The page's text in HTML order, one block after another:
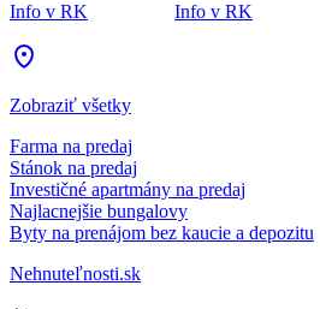
Info v RK
Info v RK
Zobraziť všetky
Farma na predaj
Stánok na predaj
Investičné apartmány na predaj
Najlacnejšie bungalovy
Byty na prenájom bez kaucie a depozitu
Nehnuteľnosti.sk